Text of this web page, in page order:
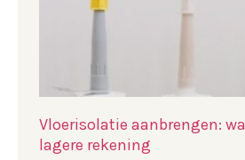
Vloerisolatie aanbrengen:
lagere rekening